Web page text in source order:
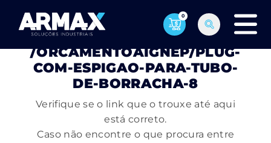
0
PÁGINA NÃO ENCONTRADA
/ORCAMENTOAIGNEP/PLUG-
COM-ESPIGAO-PARA-TUBO-
DE-BORRACHA-8
Verifique se o link que o trouxe até aqui
está correto.
Caso não encontre o que procura entre